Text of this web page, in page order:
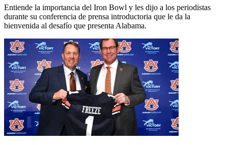
Entiende la importancia del Iron Bowl y les dijo a los periodistas
durante su conferencia de prensa introductoria que le da la
bienvenida al desafío que presenta Alabama.